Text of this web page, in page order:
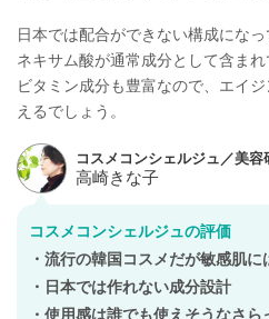
日本では配合ができない構成にな
ネキサム酸が通常成分として含ま
ビタミン成分も豊富なので、エイ
えるでしょう。
コスメコンシェルジュの評価
・流行の韓国コスメだが敏感肌に
・日本では作れない成分設計
・使用感は誰でも使えそうなさら